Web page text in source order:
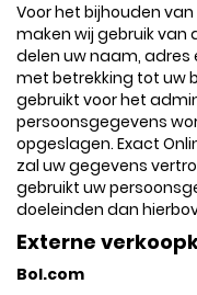
Voor het bijhouden
maken wij gebruik van
delen uw naam,
met betrekking tot uw
gebruikt voor het
persoonsgegevens
opgeslagen. Exact
zal uw gegevens
gebruikt uw
doeleinden dan
Externe
Bol.com